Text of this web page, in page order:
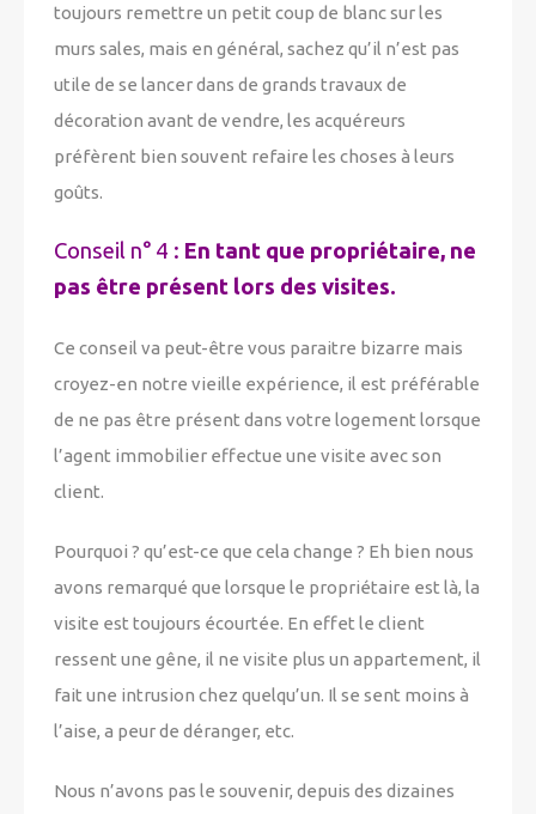
toujours remettre un petit coup de blanc sur les
murs sales, mais en général, sachez qu’il n’est pas
utile de se lancer dans de grands travaux de
décoration avant de vendre, les acquéreurs
préfèrent bien souvent refaire les choses à leurs
goûts.
Conseil n° 4 : En tant que propriétaire, ne
pas être présent lors des visites.
Ce conseil va peut-être vous paraitre bizarre mais
croyez-en notre vieille expérience, il est préférable
de ne pas être présent dans votre logement lorsque
l’agent immobilier effectue une visite avec son
client.
Pourquoi ? qu’est-ce que cela change ? Eh bien nous
avons remarqué que lorsque le propriétaire est là, la
visite est toujours écourtée. En effet le client
ressent une gêne, il ne visite plus un appartement, il
fait une intrusion chez quelqu’un. Il se sent moins à
l’aise, a peur de déranger, etc.
Nous n’avons pas le souvenir, depuis des dizaines